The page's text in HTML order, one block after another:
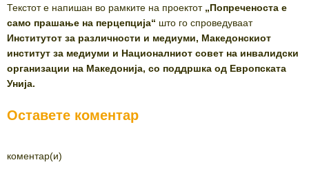
Текстот е напишан во рамките на проектот „Попреченоста е
само прашање на перцепција“ што го спроведуваат
Институтот за различности и медиуми, Македонскиот
институт за медиуми и Националниот совет на инвалидски
организации на Македонија, со поддршка од Европската
Унија.
Оставете коментар
коментар(и)